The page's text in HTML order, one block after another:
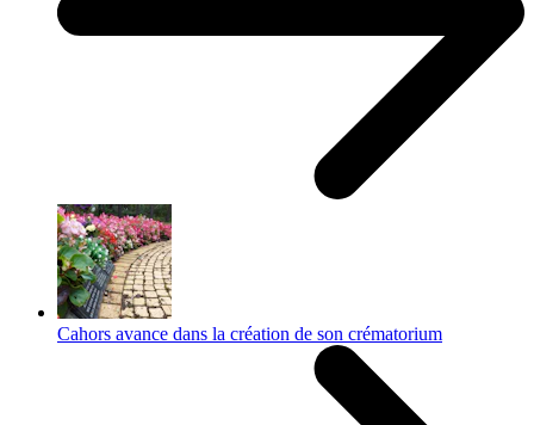
Cahors avance dans la création de son crématorium